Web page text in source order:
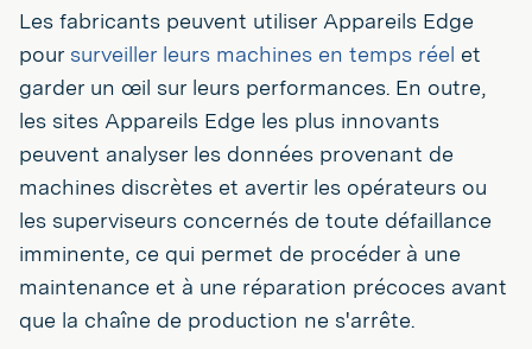
Les fabricants peuvent utiliser Appareils Edge
pour surveiller leurs machines en temps réel et
garder un œil sur leurs performances. En outre,
les sites Appareils Edge les plus innovants
peuvent analyser les données provenant de
machines discrètes et avertir les opérateurs ou
les superviseurs concernés de toute défaillance
imminente, ce qui permet de procéder à une
maintenance et à une réparation précoces avant
que la chaîne de production ne s'arrête.